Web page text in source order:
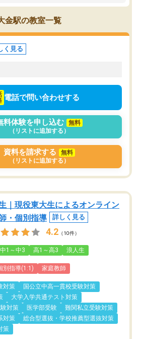
今足りないのか
、子どももびっ
やる気を持って
い通り、少しず
意識も無くなっ
手な数学も追加
年の高校受験に
スト、多少お金がかかっ
金駅の教室一覧
く見る
電話で問い合わせする
料体験を申し込む
無料
（リストに追加する）
資料を請求する
無料
（リストに追加する）
｜現役東大生によるオンライン
・個別指導
詳しく見る
4.2 （10件）
中1～中3 高1～高3 浪人生
別指導(1:1) 家庭教師
対策
国公立中高一貫校受験対策
大学入学共通テスト対策
対策
医学部受験
難関私立受験対策
対策
総合型選抜・学校推薦型選抜対策
策